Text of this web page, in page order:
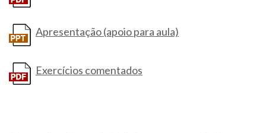
Apresentação (apoio para aula)
Exercícios comentados